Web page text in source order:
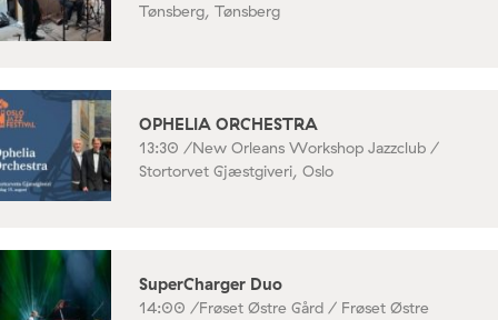
Tønsberg, Tønsberg
OPHELIA ORCHESTRA
13:30 /New Orleans Workshop Jazzclub /
Stortorvet Gjæstgiveri, Oslo
SuperCharger Duo
14:00 /Frøset Østre Gård / Frøset Østre